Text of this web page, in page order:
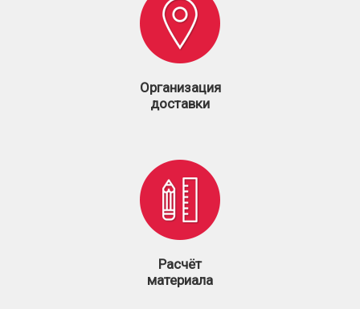
Организация
доставки
Расчёт
материала